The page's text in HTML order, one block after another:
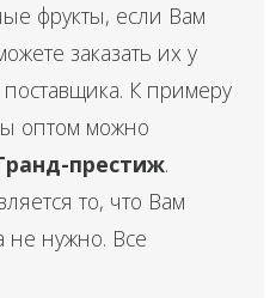
фрукты, если Вам
заказать их у
поставщика. К примеру
оптом можно
престиж.
то, что Вам
не нужно. Все